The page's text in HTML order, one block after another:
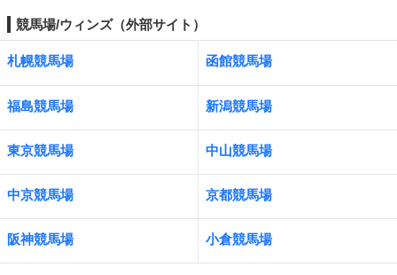
競馬場/ウィンズ（外部サイト）
札幌競馬場 函館競馬場
福島競馬場 新潟競馬場
東京競馬場 中山競馬場
中京競馬場 京都競馬場
阪神競馬場 小倉競馬場